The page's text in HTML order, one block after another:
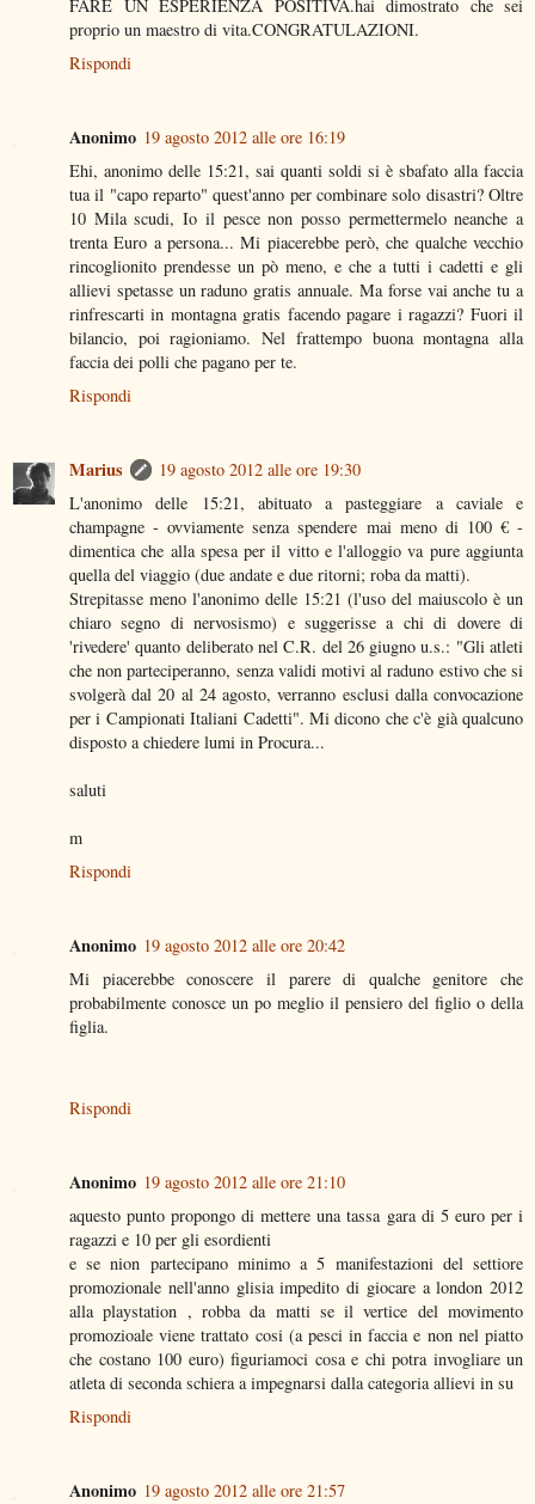
FARE UN ESPERIENZA POSITIVA.hai dimostrato che sei
proprio un maestro di vita.CONGRATULAZIONI.
Rispondi
Anonimo 19 agosto 2012 alle ore 16:19
Ehi, anonimo delle 15:21, sai quanti soldi si è sbafato alla faccia
tua il "capo reparto" quest'anno per combinare solo disastri? Oltre
10 Mila scudi, Io il pesce non posso permettermelo neanche a
trenta Euro a persona... Mi piacerebbe però, che qualche vecchio
rincoglionito prendesse un pò meno, e che a tutti i cadetti e gli
allievi spetasse un raduno gratis annuale. Ma forse vai anche tu a
rinfrescarti in montagna gratis facendo pagare i ragazzi? Fuori il
bilancio, poi ragioniamo. Nel frattempo buona montagna alla
faccia dei polli che pagano per te.
Rispondi
Marius
19 agosto 2012 alle ore 19:30
L'anonimo delle 15:21, abituato a pasteggiare a caviale e
champagne - ovviamente senza spendere mai meno di 100 € -
dimentica che alla spesa per il vitto e l'alloggio va pure aggiunta
quella del viaggio (due andate e due ritorni; roba da matti).
Strepitasse meno l'anonimo delle 15:21 (l'uso del maiuscolo è un
chiaro segno di nervosismo) e suggerisse a chi di dovere di
'rivedere' quanto deliberato nel C.R. del 26 giugno u.s.: "Gli atleti
che non parteciperanno, senza validi motivi al raduno estivo che si
svolgerà dal 20 al 24 agosto, verranno esclusi dalla convocazione
per i Campionati Italiani Cadetti". Mi dicono che c'è già qualcuno
disposto a chiedere lumi in Procura...
saluti
m
Rispondi
Anonimo 19 agosto 2012 alle ore 20:42
Mi piacerebbe conoscere il parere di qualche genitore che
probabilmente conosce un po meglio il pensiero del figlio o della
figlia.
Rispondi
Anonimo 19 agosto 2012 alle ore 21:10
aquesto punto propongo di mettere una tassa gara di 5 euro per i
ragazzi e 10 per gli esordienti
e se nion partecipano minimo a 5 manifestazioni del settiore
promozionale nell'anno glisia impedito di giocare a london 2012
alla playstation , robba da matti se il vertice del movimento
promozioale viene trattato cosi (a pesci in faccia e non nel piatto
che costano 100 euro) figuriamoci cosa e chi potra invogliare un
atleta di seconda schiera a impegnarsi dalla categoria allievi in su
Rispondi
Anonimo 19 agosto 2012 alle ore 21:57